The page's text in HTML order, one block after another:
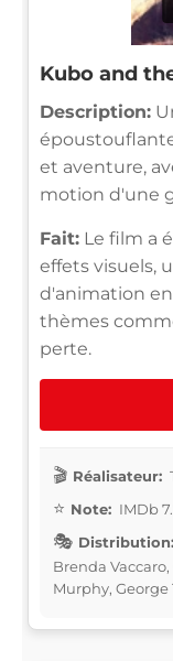
Kubo and
Description:
et aventure,
motion d'une
Fait: Le film a
effets visuels,
d'animation
thèmes
perte.
Réalisateur:
Note: IMDb
Distribution:
Brenda
Murphy, George